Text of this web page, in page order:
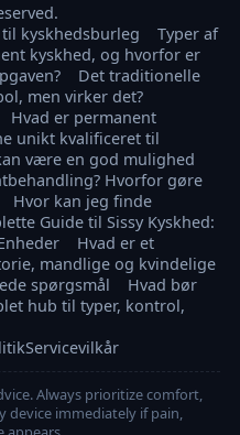
kyskhedsburleg
Typer af
kyskhed, og hvorfor er
Det traditionelle
men virker det?
Hvad er permanent
unikt kvalificeret til
være en god mulighed
Hvorfor gøre
Hvor kan jeg finde
Guide til Sissy Kyskhed:
Hvad er et
mandlige og kvindelige
spørgsmål
Hvad bør
hub til typer, kontrol,
Servicevilkår
Always prioritize comfort,
device immediately if pain,